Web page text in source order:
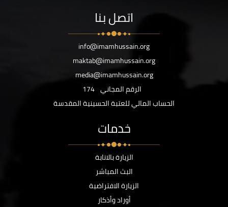
اتصل بنا
info@imamhussain.org
maktab@imamhussain.org
media@imamhussain.org
الرقم المجاني 174
الحساب المالي للعتبة الحسينية المقدسة
خدمات
الزيارة بالانابة
البث المباشر
الزيارة الافتراضية
أوراد وأذكار